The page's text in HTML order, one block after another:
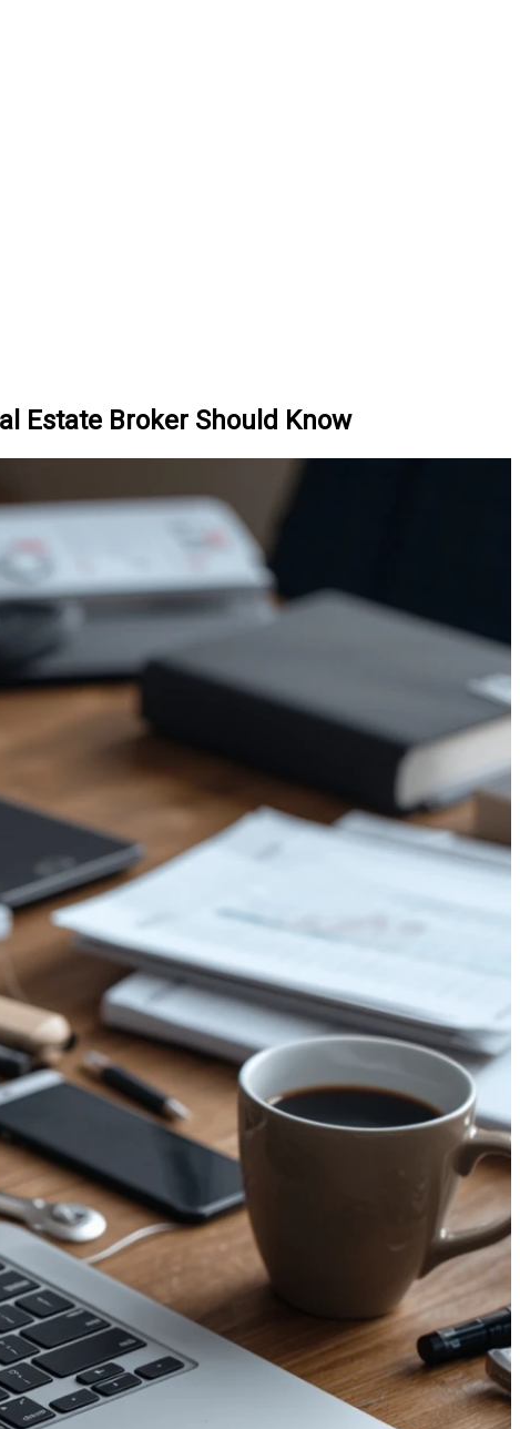
Estate Broker Should Know